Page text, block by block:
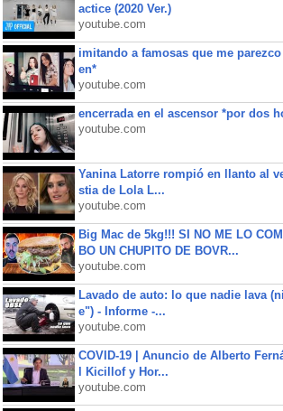
actice (2020 Ver.)
youtube.com
imitando a famosas que me
en*
youtube.com
encerrada en el ascensor *por dos
youtube.com
Yanina Latorre rompió en llanto al
stia de Lola L...
youtube.com
Big Mac de 5kg!!! SI NO ME LO
BO UN CHUPITO DE BOVR...
youtube.com
Lavado de auto: lo que nadie lava
e") - Informe -...
youtube.com
COVID-19 | Anuncio de Alberto
l Kicillof y Hor...
youtube.com